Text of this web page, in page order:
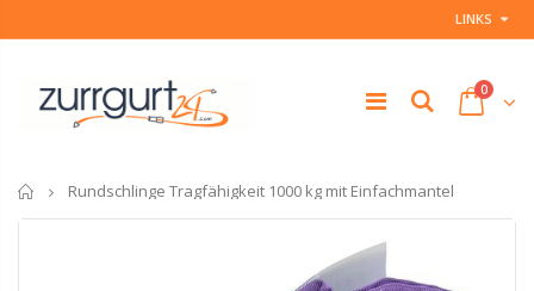
LINKS
0
Startseite
Rundschlinge Tragfähigkeit 1000 kg mit Einfachmantel